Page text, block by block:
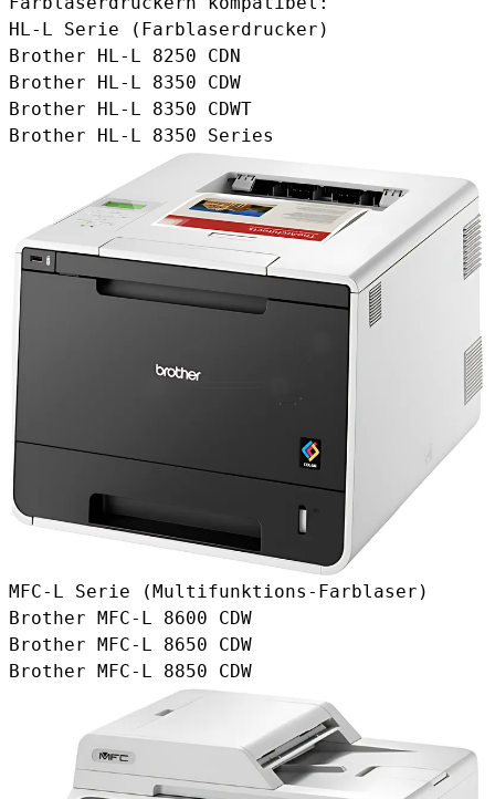
HL-L Serie (Farblaserdrucker)
Brother HL-L 8250 CDN
Brother HL-L 8350 CDW
Brother HL-L 8350 CDWT
Brother HL-L 8350 Series
MFC-L Serie (Multifunktions-Farblaser)
Brother MFC-L 8600 CDW
Brother MFC-L 8650 CDW
Brother MFC-L 8850 CDW